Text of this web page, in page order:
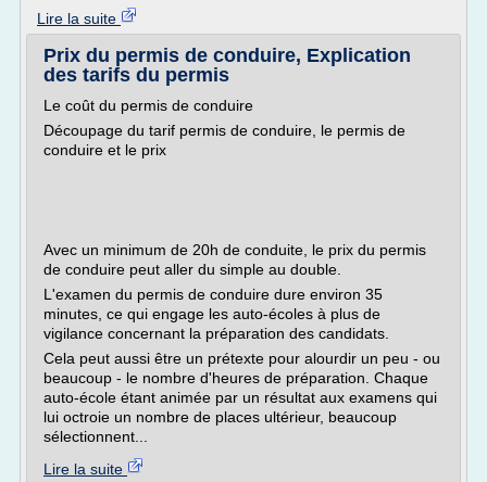
Lire la suite
Prix du permis de conduire, Explication
des tarifs du permis
Le coût du permis de conduire
Découpage du tarif permis de conduire, le permis de
conduire et le prix
Avec un minimum de 20h de conduite, le prix du permis
de conduire peut aller du simple au double.
L'examen du permis de conduire dure environ 35
minutes, ce qui engage les auto-écoles à plus de
vigilance concernant la préparation des candidats.
Cela peut aussi être un prétexte pour alourdir un peu - ou
beaucoup - le nombre d'heures de préparation. Chaque
auto-école étant animée par un résultat aux examens qui
lui octroie un nombre de places ultérieur, beaucoup
sélectionnent...
Lire la suite